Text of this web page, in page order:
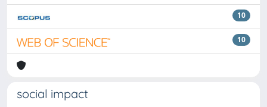
10
10
social impact